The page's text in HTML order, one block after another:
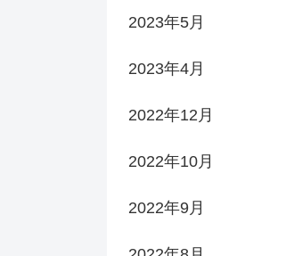
2023年5月
2023年4月
2022年12月
2022年10月
2022年9月